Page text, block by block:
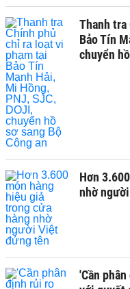
Thanh tra
Bảo Tín
chuyển
Hơn
nhờ
'Cần